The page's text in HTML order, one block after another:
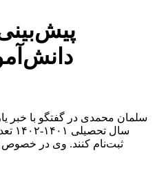
سلمان محمدی در گفتگو با خبر
ثبت‌نام کنند. وی در خصوص